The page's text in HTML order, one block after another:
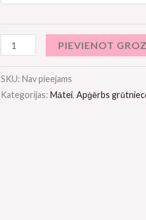
PIEVIENOT
SKU: Nav pieejams
Kategorijas: Mātei, Apģērbs